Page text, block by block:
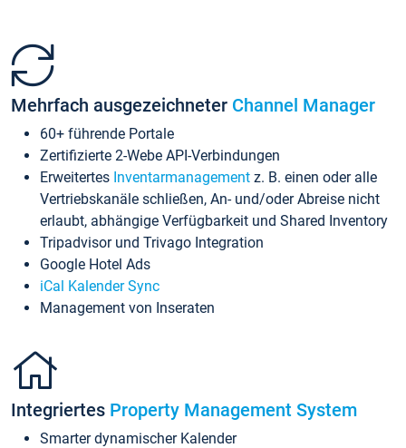
Mehrfach ausgezeichneter Channel Manager
60+ führende Portale
Zertifizierte 2-Webe API-Verbindungen
Erweitertes Inventarmanagement z. B. einen oder alle
Vertriebskanäle schließen, An- und/oder Abreise nicht
erlaubt, abhängige Verfügbarkeit und Shared Inventory
Tripadvisor und Trivago Integration
Google Hotel Ads
iCal Kalender Sync
Management von Inseraten
Integriertes Property Management System
Smarter dynamischer Kalender